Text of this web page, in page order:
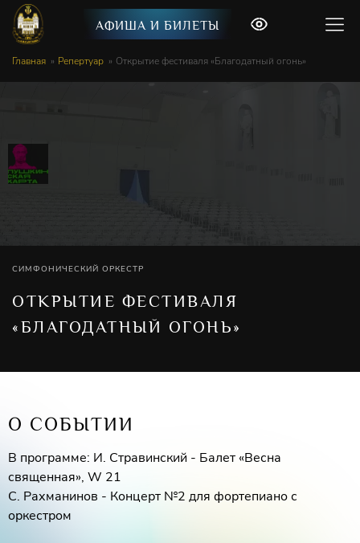
АФИША И БИЛЕТЫ
Главная Репертуар Открытие фестиваля «Благодатный огонь»
СИМФОНИЧЕСКИЙ ОРКЕСТР
ОТКРЫТИЕ ФЕСТИВАЛЯ
«БЛАГОДАТНЫЙ ОГОНЬ»
О СОБЫТИИ
В программе: И. Стравинский - Балет «Весна
священная», W 21
С. Рахманинов - Концерт №2 для фортепиано с
оркестром